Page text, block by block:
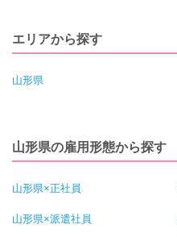
エリアから探す
山形県
山形県の雇用形態から探す
山形県×正社員
山形県×派遣社員